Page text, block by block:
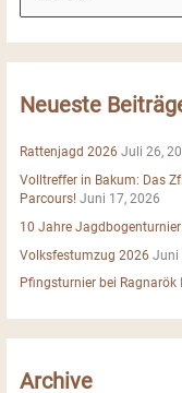
h
n
a
c
Neueste
Rattenjagd 2026 Juli 26,
Volltreffer in Bakum: Das
Parcours! Juni 17, 2026
10 Jahre
Volksfestumzug 2026 Juni
Pfingsturnier bei Ragnarök
Archive